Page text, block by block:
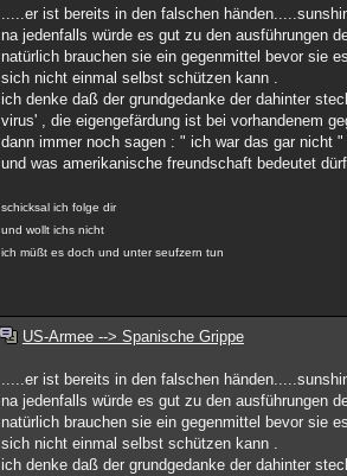
.....er ist bereits in den falschen
na jedenfalls würde es gut zu den ausführungen
natürlich brauchen sie ein gegenmittel bevor sie
sich nicht einmal selbst schützen kann .
ich denke daß der grundgedanke der dahinter
virus' , die eigengefärdung ist bei vorhandenem
dann immer noch sagen : " ich war das gar nicht
und was amerikanische freundschaft bedeutet
schicksal ich folge dir
und wollt ichs nicht
ich müßt es doch und unter seufzern tun
US-Armee --> Spanische Grippe
.....er ist bereits in den falschen
na jedenfalls würde es gut zu den ausführungen
natürlich brauchen sie ein gegenmittel bevor sie
sich nicht einmal selbst schützen kann .
ich denke daß der grundgedanke der dahinter